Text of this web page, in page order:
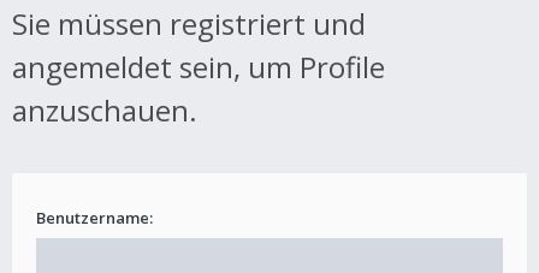
Sie müssen registriert und
angemeldet sein, um Profile
anzuschauen.
Benutzername: